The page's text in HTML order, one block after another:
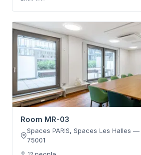
Room MR-03
Spaces PARIS, Spaces Les Halles —
75001